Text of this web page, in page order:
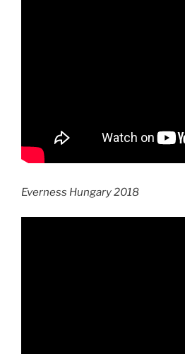
Everness Hungary 2018